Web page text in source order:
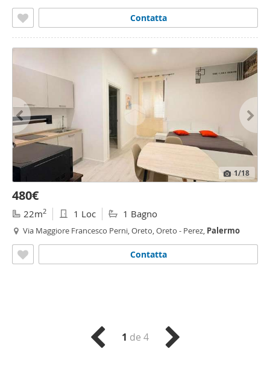
Contatta
1/18
480€
22m2 1 Loc 1 Bagno
Via Maggiore Francesco Perni, Oreto, Oreto - Perez, Palermo
Contatta
1 de 4